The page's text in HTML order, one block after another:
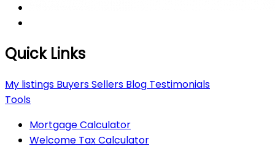
Quick Links
My listings BuyersSellers Blog Testimonials
Tools
Mortgage Calculator
Welcome Tax Calculator